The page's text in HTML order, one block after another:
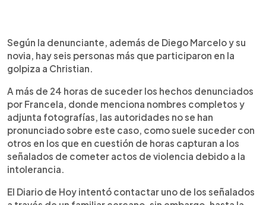
Según la denunciante, además de Diego Marcelo y su
novia, hay seis personas más que participaron en la
golpiza a Christian.
A más de 24 horas de suceder los hechos denunciados
por Francela, donde menciona nombres completos y
adjunta fotografías, las autoridades no se han
pronunciado sobre este caso, como suele suceder con
otros en los que en cuestión de horas capturan a los
señalados de cometer actos de violencia debido a la
intolerancia.
El Diario de Hoy intentó contactar uno de los señalados